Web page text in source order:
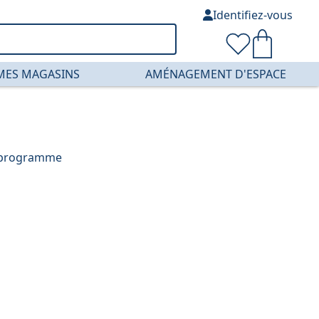
MAGASINS AMÉNAGEMENT D'ESPACE
Identifiez-vous